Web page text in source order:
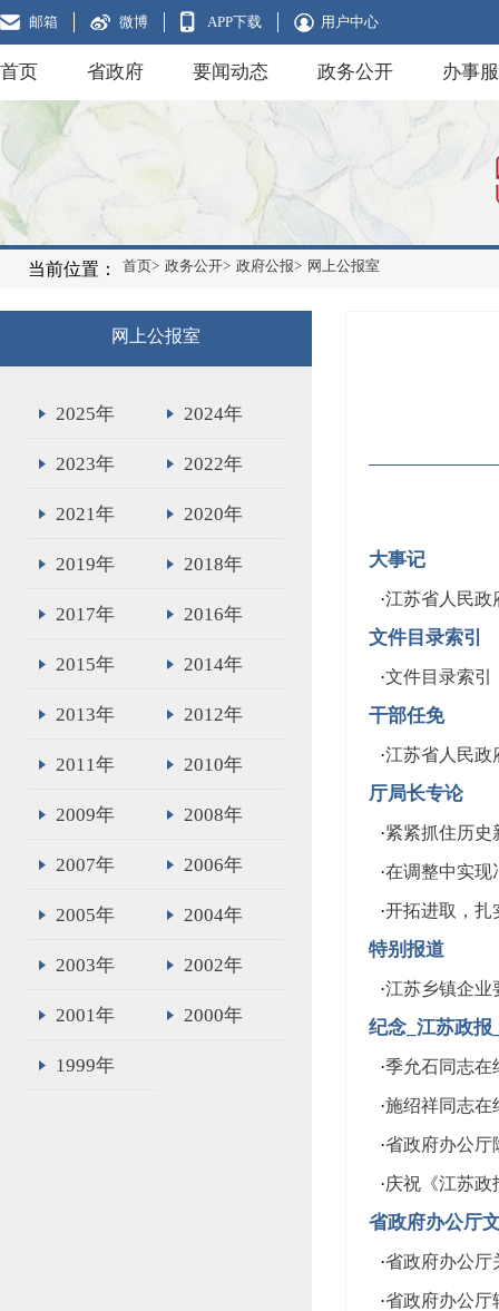
邮箱 微博 APP下载 用户中心
首页 省政府 要闻动态 政务公开 办事
当前位置： 首页> 政务公开> 政府公报> 网上公报室
网上公报室
2025年 2024年
2023年 2022年
2021年 2020年
2019年 2018年
2017年 2016年
2015年 2014年
2013年 2012年
2011年 2010年
2009年 2008年
2007年 2006年
2005年 2004年
2003年 2002年
2001年 2000年
1999年
大事记
·江苏省人民政
文件目录索引
·文件目录索引
干部任免
·江苏省人民政
厅局长专论
·紧紧抓住历史
·在调整中实现
·开拓进取，扎
特别报道
·江苏乡镇企业
纪念_江苏政报
·季允石同志在
·施绍祥同志在
·省政府办公厅
·庆祝《江苏政
省政府办公厅
·省政府办公厅
·省政府办公厅